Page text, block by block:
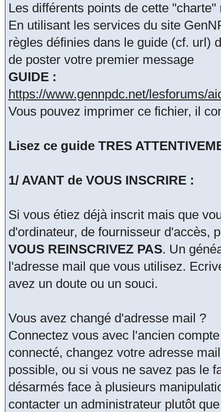
Les différents points de cette
En utilisant les services du site
règles définies dans le guide (cf. url)
de poster votre premier message
GUIDE :
https://www.gennpdc.net/lesforums/
Vous pouvez imprimer ce fichier, il
Lisez ce guide TRES
1/ AVANT de VOUS INSCRIRE :
Si vous étiez déjà inscrit mais que
d'ordinateur, de fournisseur d'accès,
VOUS REINSCRIVEZ PAS. Un
l'adresse mail que vous utilisez.
avez un doute ou un souci.
Vous avez changé d'adresse mail ?
Connectez vous avec l'ancien
connecté, changez votre adresse
possible, ou si vous ne savez pas le
désarmés face à plusieurs
contacter un administrateur plutôt